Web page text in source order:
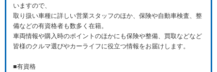
いますので、
取り扱い車種に詳しい営業スタッフのほか、保険や自動車検査、整
備などの有資格者も数多く在籍。
車両情報や購入時のポイントのほかにも保険や整備、買取などなど
皆様のクルマ選びやカーライフに役立つ情報をお届けします。
■有資格